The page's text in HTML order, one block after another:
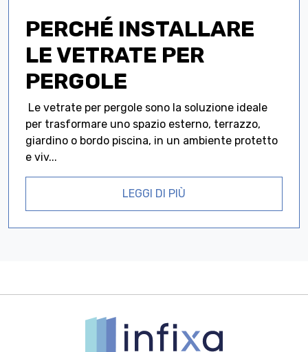
PERCHÉ INSTALLARE
LE VETRATE PER
PERGOLE
Le vetrate per pergole sono la soluzione ideale
per trasformare uno spazio esterno, terrazzo,
giardino o bordo piscina, in un ambiente protetto
e viv...
LEGGI DI PIÙ